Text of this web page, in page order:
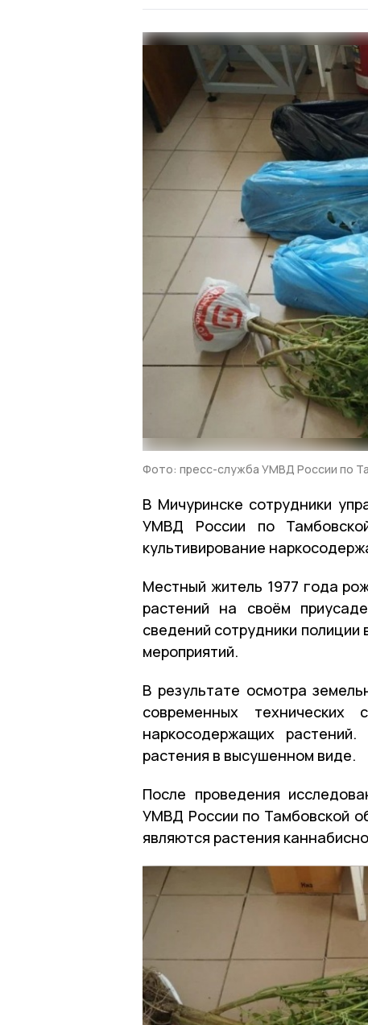
Фото: пресс-служба УМВД России по
В Мичуринске сотрудники
УМВД России по
культивирование
Местный житель 1977 года
растений на своём
сведений сотрудники
мероприятий.
В результате осмотра
современных
наркосодержащих
растения в высушенном виде.
После проведения
УМВД России по Тамбовской
являются растения